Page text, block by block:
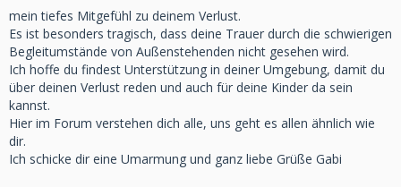
mein tiefes Mitgefühl zu deinem Verlust.
Es ist besonders tragisch, dass deine Trauer durch die schwierigen
Begleitumstände von Außenstehenden nicht gesehen wird.
Ich hoffe du findest Unterstützung in deiner Umgebung, damit du
über deinen Verlust reden und auch für deine Kinder da sein
kannst.
Hier im Forum verstehen dich alle, uns geht es allen ähnlich wie
dir.
Ich schicke dir eine Umarmung und ganz liebe Grüße Gabi